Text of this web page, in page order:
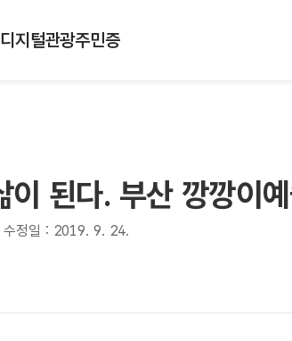
디지털관광주민증
된다. 부산 깡깡이
수정일 : 2019. 9. 24.